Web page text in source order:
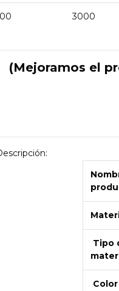
3000
(Mejoramos el
Tipo
Color